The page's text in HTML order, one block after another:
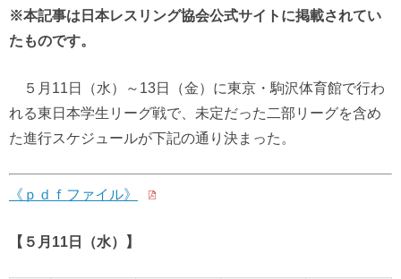
※本記事は日本レスリング協会公式サイトに掲載されてい
たものです。
５月11日（水）～13日（金）に東京・駒沢体育館で行わ
れる東日本学生リーグ戦で、未定だった二部リーグを含め
た進行スケジュールが下記の通り決まった。
《ｐｄｆファイル》
【５月11日（水）】